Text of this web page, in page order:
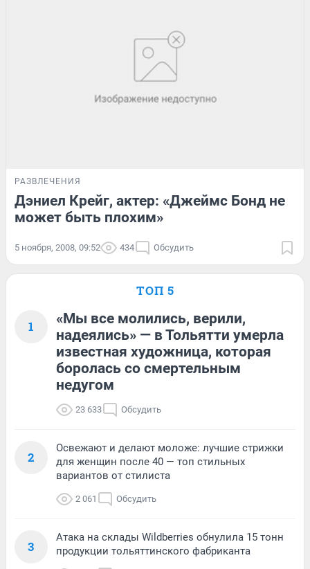
РАЗВЛЕЧЕНИЯ
Дэниел Крейг, актер: «Джеймс Бонд не
может быть плохим»
5 ноября, 2008, 09:52 434 Обсудить
ТОП 5
1
«Мы все молились, верили,
надеялись» — в Тольятти умерла
известная художница, которая
боролась со смертельным
недугом
23 633 Обсудить
2
Освежают и делают моложе: лучшие стрижки
для женщин после 40 — топ стильных
вариантов от стилиста
2 061 Обсудить
3
Атака на склады Wildberries обнулила 15 тонн
продукции тольяттинского фабриканта